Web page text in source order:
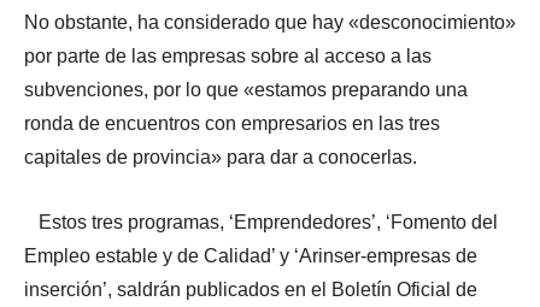
No obstante, ha considerado que hay «desconocimiento»
por parte de las empresas sobre al acceso a las
subvenciones, por lo que «estamos preparando una
ronda de encuentros con empresarios en las tres
capitales de provincia» para dar a conocerlas.
Estos tres programas, ‘Emprendedores’, ‘Fomento del
Empleo estable y de Calidad’ y ‘Arinser-empresas de
inserción’, saldrán publicados en el Boletín Oficial de